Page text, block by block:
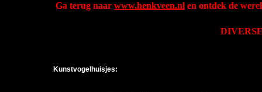
Ga terug naar www.henkveen.nl en ontdek de
Kunstvogelhuisjes: